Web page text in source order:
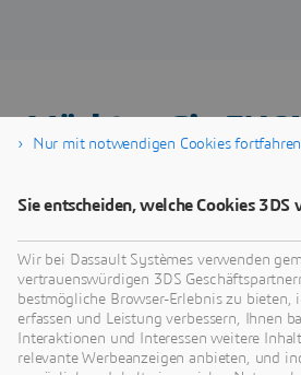
Möchten Sie
Nur mit notwendigen Cookies fortfahren
Sie entscheiden, welche Cookies 3DS
Wir bei Dassault Systèmes verwenden
vertrauenswürdigen 3DS
bestmögliche Browser-Erlebnis zu bieten,
erfassen und Leistung verbessern, Ihnen
Interaktionen und Interessen weitere
relevante Werbeanzeigen anbieten, und